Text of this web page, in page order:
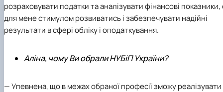
розраховувати податки та аналізувати фінансові показники,
для мене стимулом розвиватись і забезпечувати надійні
результати в сфері обліку і оподаткування.
Аліна, чому Ви обрали НУБіП України?
— Упевнена, що в межах обраної професії зможу реалізувати